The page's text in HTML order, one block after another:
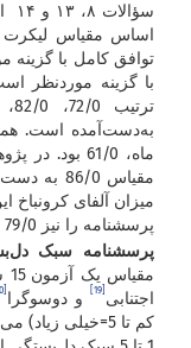
اساس مقیاس لیکرت
با گزینه موردنظر
به‌دست‌آمده است.
پرسشنامه را نیز 79/0 گزارش کردند.
پرسشنامه سبک
مقیاس یک آزمون 15 سؤالی است و سه سبک دل‌بستگی ایمن
اجتنابی
و دوسوگرا